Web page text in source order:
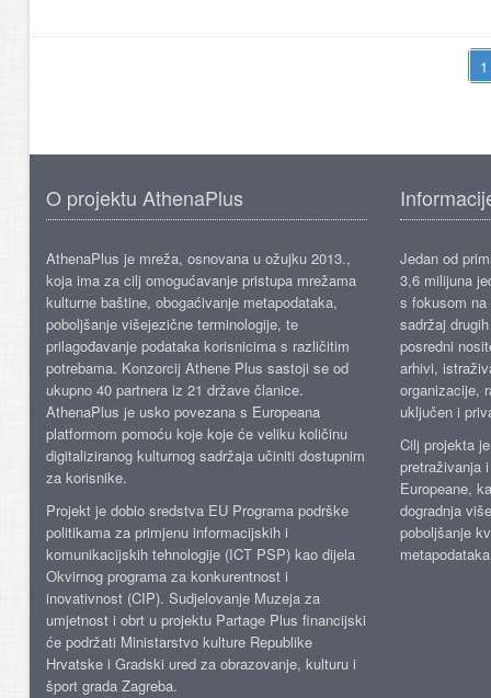
O projektu AthenaPlus
AthenaPlus je mreža, osnovana u ožujku 2013.,
koja ima za cilj omogućavanje pristupa mrežama
kulturne baštine, obogaćivanje metapodataka,
poboljšanje višejezične terminologije, te
prilagođavanje podataka korisnicima s različitim
potrebama. Konzorcij Athene Plus sastoji se od
ukupno 40 partnera iz 21 države članice.
AthenaPlus je usko povezana s Europeana
platformom pomoću koje koje će veliku količinu
digitaliziranog kulturnog sadržaja učiniti dostupnim
za korisnike.
Projekt je dobio sredstva EU Programa podrške
politikama za primjenu informacijskih i
komunikacijskih tehnologije (ICT PSP) kao dijela
Okvirnog programa za konkurentnost i
inovativnost (CIP). Sudjelovanje Muzeja za
umjetnost i obrt u projektu Partage Plus financijski
će podržati Ministarstvo kulture Republike
Hrvatske i Gradski ured za obrazovanje, kulturu i
šport grada Zagreba.
Jedan od
3,6 milijuna
s fokusom
sadržaj
posredni
arhivi,
organizacije,
uključen i
Cilj projekta
pretraživanja
Europeane,
dogradnja
poboljšanje